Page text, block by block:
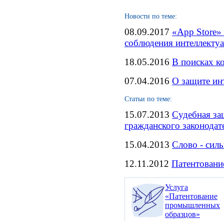
Новости по теме:
08.09.2017 «App
соблюдения
18.05.2016 В поисках
07.04.2016 О защите
Статьи по теме:
15.07.2013 Судебная
гражданского
15.04.2013 Слово -
12.11.2012
Услуга
«Патентование
промышленных
образцов»